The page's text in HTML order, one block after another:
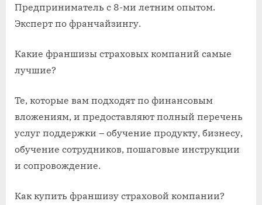
Предприниматель с 8-ми летним опытом.
Эксперт по франчайзингу.
Какие франшизы страховых компаний самые
лучшие?
Те, которые вам подходят по финансовым
вложениям, и предоставляют полный перечень
услуг поддержки – обучение продукту, бизнесу,
обучение сотрудников, пошаговые инструкции
и сопровождение.
Как купить франшизу страховой компании?